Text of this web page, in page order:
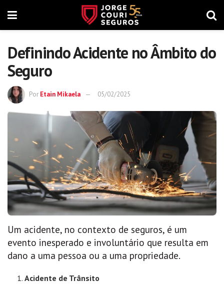
Definindo Acidente no Âmbito do
Seguro
Por Etain Mikaela 05/02/2025
Um acidente, no contexto de seguros, é um
evento inesperado e involuntário que resulta em
dano a uma pessoa ou a uma propriedade.
Acidente de Trânsito